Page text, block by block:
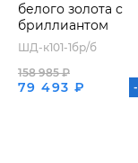
белого золота с
бриллиантом
ШД-к101-1бр/б
79 493 ₽
158 985 ₽